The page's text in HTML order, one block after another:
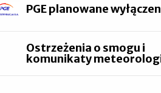
PGE planowane
Ostrzeżenia o smogu i
komunikaty